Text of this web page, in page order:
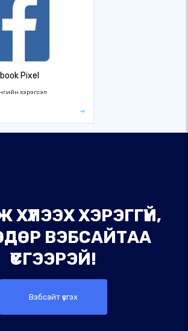
Pixel
хэрэгсэл
ХЭРЭГГҮЙ,
ВЭБСАЙТАА
ҮҮСГЭЭРЭЙ!
Вэбсайт үүсгэх